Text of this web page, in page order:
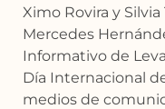
Ximo Rovira y
Mercedes
Informativo de
Día Internacional
medios de